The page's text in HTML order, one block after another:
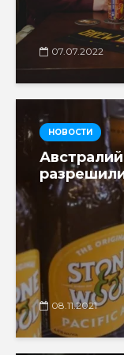
07.07.2022
НОВОСТИ
08.11.2021